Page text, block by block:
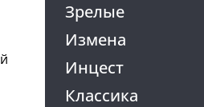
Зрелые
Измена
Инцест
Классика